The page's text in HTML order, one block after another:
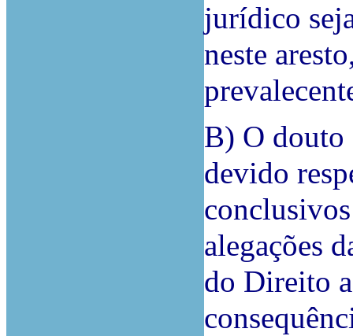
jurídico
neste
B) O douto
devido
alegações
do Direito